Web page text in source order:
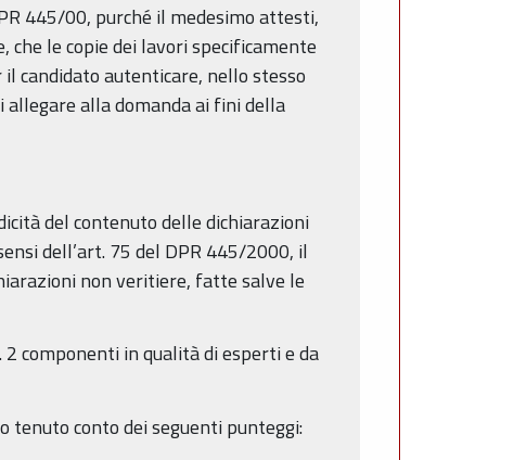
445/00, purché il medesimo attesti,
le copie dei lavori specificamente
candidato autenticare, nello stesso
allegare alla domanda ai fini della
del contenuto delle dichiarazioni
dell’art. 75 del DPR 445/2000, il
non veritiere, fatte salve le
componenti in qualità di esperti e da
tenuto conto dei seguenti punteggi: